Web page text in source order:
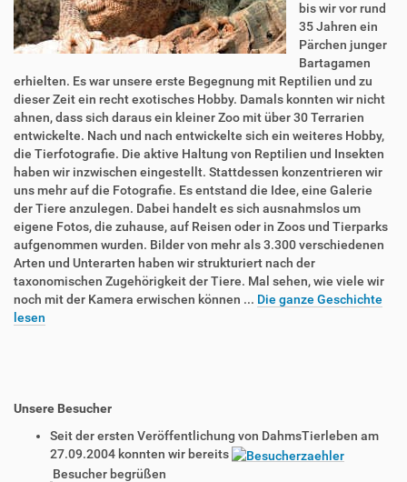
bis wir vor rund
35 Jahren ein
Pärchen junger
Bartagamen
erhielten. Es war unsere erste Begegnung mit Reptilien und zu
dieser Zeit ein recht exotisches Hobby. Damals konnten wir nicht
ahnen, dass sich daraus ein kleiner Zoo mit über 30 Terrarien
entwickelte. Nach und nach entwickelte sich ein weiteres Hobby,
die Tierfotografie. Die aktive Haltung von Reptilien und Insekten
haben wir inzwischen eingestellt. Stattdessen konzentrieren wir
uns mehr auf die Fotografie. Es entstand die Idee, eine Galerie
der Tiere anzulegen. Dabei handelt es sich ausnahmslos um
eigene Fotos, die zuhause, auf Reisen oder in Zoos und Tierparks
aufgenommen wurden. Bilder von mehr als 3.300 verschiedenen
Arten und Unterarten haben wir strukturiert nach der
taxonomischen Zugehörigkeit der Tiere. Mal sehen, wie viele wir
noch mit der Kamera erwischen können ... Die ganze Geschichte
lesen
Unsere Besucher
Seit der ersten Veröffentlichung von DahmsTierleben am
27.09.2004 konnten wir bereits
Besucher begrüßen